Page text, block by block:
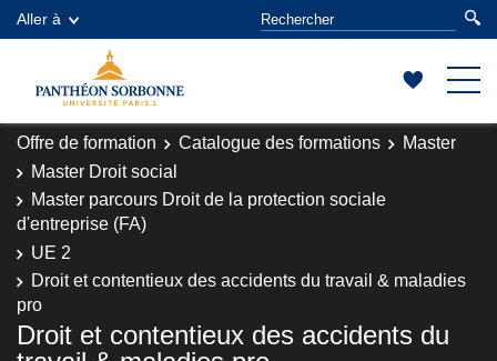
Aller à
Offre de formation Catalogue des formations
Master
Master Droit social
Master parcours Droit de la protection sociale
d'entreprise (FA)
UE 2
Droit et contentieux des accidents du travail & maladies
pro
Droit et contentieux des accidents du